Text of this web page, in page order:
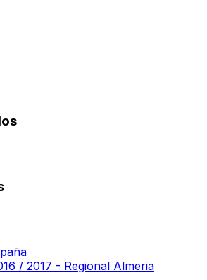
/ 2017 - Regional Almeria